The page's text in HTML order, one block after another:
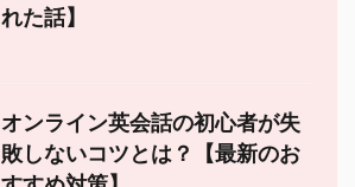
れた話】
オンライン英会話の初心者が失
敗しないコツとは？【最新のお